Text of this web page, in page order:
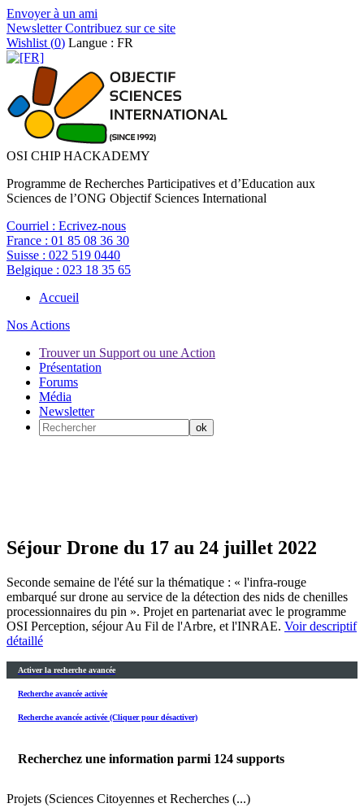
Envoyer à un ami
NewsletterContribuez sur ce site
Wishlist (0) Langue : FR
OSI CHIP HACKADEMY
Programme de Recherches Participatives et d’Education aux
Sciences de l’ONG Objectif Sciences International
Courriel : Ecrivez-nous
France : 01 85 08 36 30
Suisse : 022 519 0440
Belgique : 023 18 35 65
Accueil
Nos Actions
Trouver un Support ou une Action
Présentation
Forums
Média
Newsletter
Séjour Drone du 17 au 24 juillet 2022
Seconde semaine de l'été sur la thématique : « l'infra-rouge
embarqué sur drone au service de la détection des nids de chenilles
processionnaires du pin ». Projet en partenariat avec le programme
OSI Perception, séjour Au Fil de l'Arbre, et l'INRAE. Voir descriptif
détaillé
Activer la recherche avancée
Recherche avancée activée
Recherche avancée activée (Cliquer pour désactiver)
Recherchez une information parmi 124 supports
Projets (Sciences Citoyennes et Recherches (...)